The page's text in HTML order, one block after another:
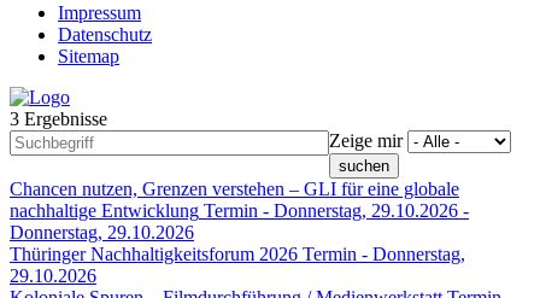
Footer
menu
Impressum
Datenschutz
Sitemap
3 Ergebnisse
Zeige mir
Chancen nutzen, Grenzen verstehen – GLI für eine globale
nachhaltige Entwicklung Termin - Donnerstag, 29.10.2026 -
Donnerstag, 29.10.2026
Thüringer Nachhaltigkeitsforum 2026 Termin - Donnerstag,
29.10.2026